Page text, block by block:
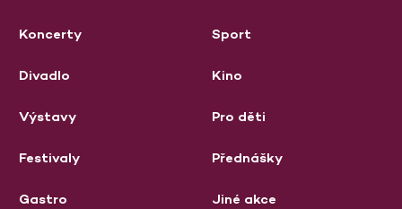
Koncerty
Divadlo
Výstavy
Festivaly
Gastro
Sport
Kino
Pro děti
Přednášky
Jiné akce